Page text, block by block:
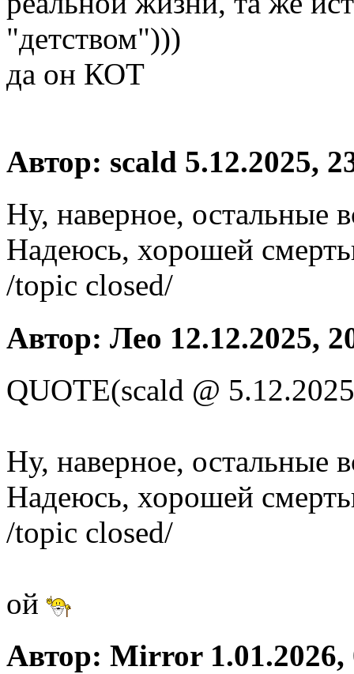
"детством")))
да он КОТ
Автор: scald 5.12.2025,
Ну, наверное, остальные
Надеюсь, хорошей
/topic closed/
Автор: Лео 12.12.2025,
QUOTE(scald @
Ну, наверное, остальные
Надеюсь, хорошей
/topic closed/
ой
Автор: Mirror 1.01.2026,